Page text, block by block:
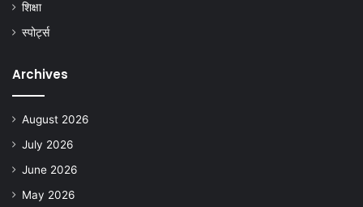
शिक्षा
स्पोर्ट्स
Archives
August 2026
July 2026
June 2026
May 2026